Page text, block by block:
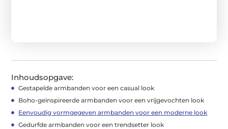
Inhoudsopgave:
Gestapelde armbanden voor een casual look
Boho-geïnspireerde armbanden voor een vrijgevochten look
Eenvoudig vormgegeven armbanden voor een moderne look
Gedurfde armbanden voor een trendsetter look